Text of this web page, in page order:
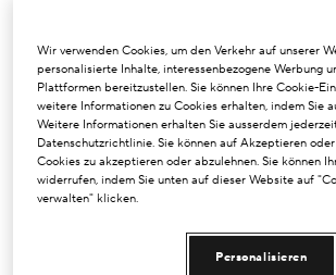
Umwelteinflüssen entgegenzuwirken. 84 %
natürlichen Ursprungs***. Dermatologisch
sensibler Haut. Nicht komedogen.
* In-vitro-Tests nach 120 Minuten
** In-vitro-Tests nach 25 Stunden
*** Gemäß ISO-Standard, aus Pflanzen, nicht-
Mineralien und/oder Wasser
Besonders geeignet für
Wir verwenden Cookies, um den Verkehr auf unserer
personalisierte Inhalte, interessenbezogene Werbung
Plattformen bereitzustellen. Sie können Ihre Cookie-
weitere Informationen zu Cookies erhalten, indem Sie
Weitere Informationen erhalten Sie ausserdem
Datenschutzrichtlinie. Sie können auf Akzeptieren
Cookies zu akzeptieren oder abzulehnen. Sie können
widerrufen, indem Sie unten auf dieser Website auf
verwalten" klicken.
Personalisieren